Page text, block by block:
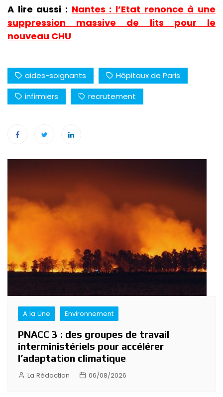
A lire aussi : Nantes : l’Etat renonce à une
suppression massive de lits pour le
nouveau CHU
aides-soignants
Hôpitaux de Paris
infirmiers
recrutement
Navigation
de
l’article
A la Une Environnement
PNACC 3 : des groupes de travail
interministériels pour accélérer
l’adaptation climatique
La Rédaction 06/08/2026